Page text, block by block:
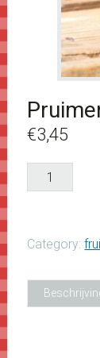
€3,45
Pruimen
fruitbeleg
aantal
Category: